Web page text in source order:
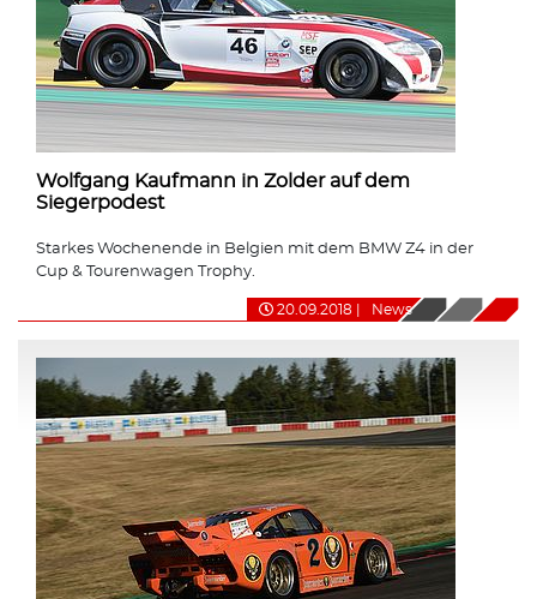
Wolfgang Kaufmann in Zolder auf dem
Siegerpodest
Starkes Wochenende in Belgien mit dem BMW Z4 in der
Cup & Tourenwagen Trophy.
20.09.2018 News